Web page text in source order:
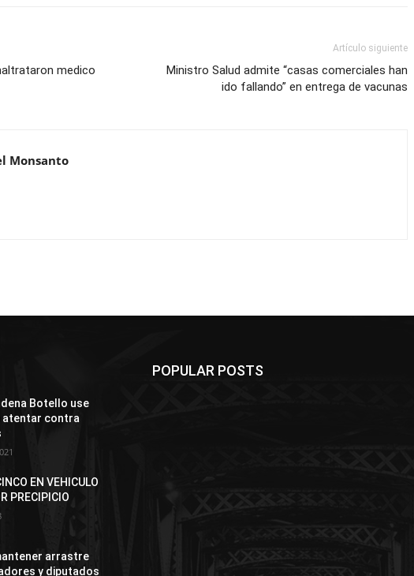
medico
Artículo siguiente
Ministro Salud admite “casas comerciales han
ido fallando” en entrega de vacunas
Monsanto
Botello use
atentar contra
EN VEHICULO
PRECIPICIO
arrastre
y diputados
POPULAR POSTS